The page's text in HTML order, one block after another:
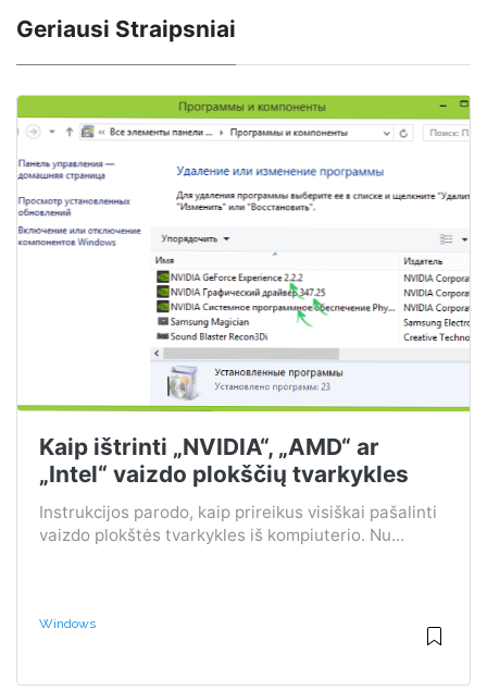
Geriausi Straipsniai
Kaip ištrinti „NVIDIA“, „AMD“ ar
„Intel“ vaizdo plokščių tvarkykles
Instrukcijos parodo, kaip prireikus visiškai pašalinti
vaizdo plokštės tvarkykles iš kompiuterio. Nu...
Windows